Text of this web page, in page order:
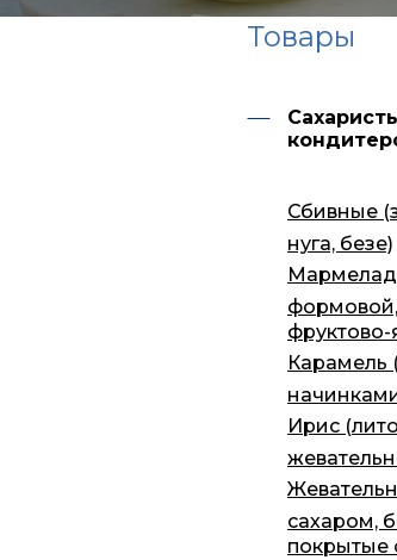
Товары
Сбивные
нуга, безе)
Карамель
Ирис
сахаром,
покрытые